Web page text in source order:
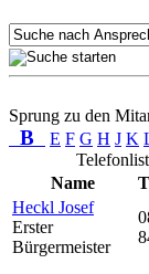
Sprung zu den
B E F G H J K
Name
Heckl Josef
Erster
Bürgermeister